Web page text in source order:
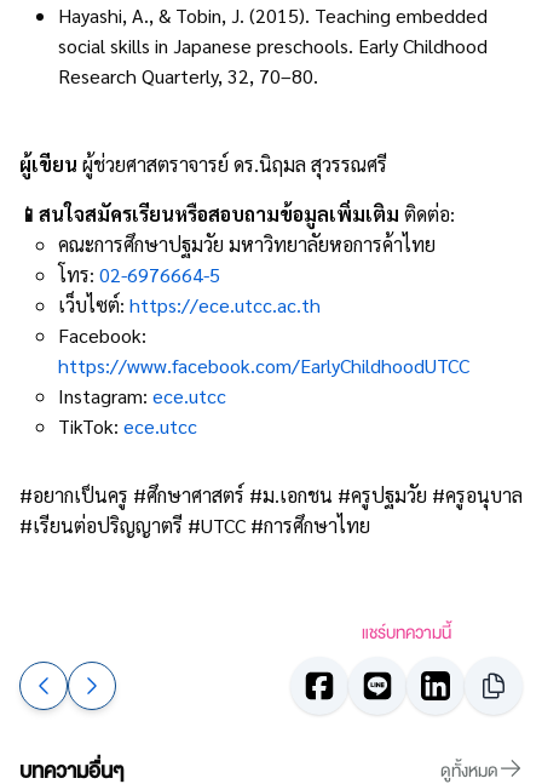
Hayashi, A., & Tobin, J. (2015). Teaching embedded
social skills in Japanese preschools. Early Childhood
Research Quarterly, 32, 70–80.
ผู้เขียน ผู้ช่วยศาสตราจารย์ ดร.นิฤมล สุวรรณศรี
📱สนใจสมัครเรียนหรือสอบถามข้อมูลเพิ่มเติม ติดต่อ:
คณะการศึกษาปฐมวัย มหาวิทยาลัยหอการค้าไทย
โทร: 02-6976664-5
เว็บไซต์: https://ece.utcc.ac.th
Facebook:
https://www.facebook.com/EarlyChildhoodUTCC
Instagram: ece.utcc
TikTok: ece.utcc
#อยากเป็นครู #ศึกษาศาสตร์ #ม.เอกชน #ครูปฐมวัย #ครูอนุบาล
#เรียนต่อปริญญาตรี #UTCC #การศึกษาไทย
แชร์บทความนี้
บทความอื่นๆ ดูทั้งหมด